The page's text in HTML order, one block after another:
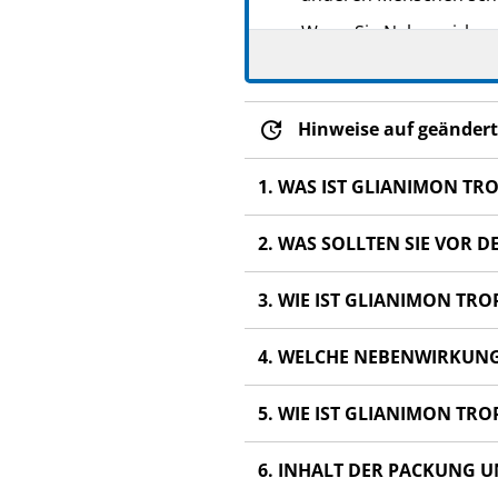
Wenn Sie
Hinweise auf
1. WAS IST GLIANIMON
2. WAS SOLLTEN SIE VOR
3. WIE IST GLIANIMON
4. WELCHE
5. WIE IST GLIANIMON
6. INHALT DER PACKUNG